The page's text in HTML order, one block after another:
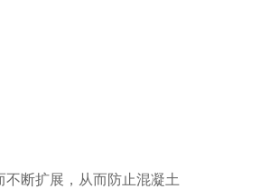
断扩展，从而防止混凝土